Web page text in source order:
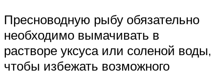
Пресноводную рыбу обязательно
необходимо вымачивать в
растворе уксуса или соленой воды,
чтобы избежать возможного